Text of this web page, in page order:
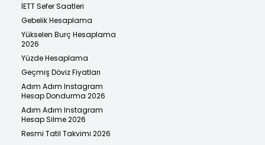
İETT Sefer Saatleri
Gebelik Hesaplama
Yükselen Burç Hesaplama
2026
Yüzde Hesaplama
Geçmiş Döviz Fiyatları
Adım Adım Instagram
Hesap Dondurma 2026
Adım Adım Instagram
Hesap Silme 2026
Resmi Tatil Takvimi 2026